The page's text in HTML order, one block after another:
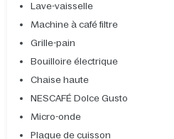
Lave-vaisselle
Machine à café filtre
Grille-pain
Bouilloire électrique
Chaise haute
NESCAFÉ Dolce Gusto
Micro-onde
Plaque de cuisson